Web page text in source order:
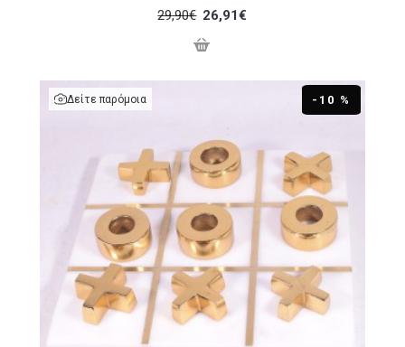
29,90€ 26,91€
-10 %
Δείτε παρόμοια